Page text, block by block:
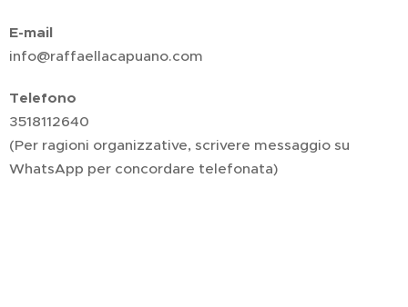
E-mail
info@raffaellacapuano.com
Telefono
3518112640
(Per ragioni organizzative, scrivere messaggio su
WhatsApp per concordare telefonata)